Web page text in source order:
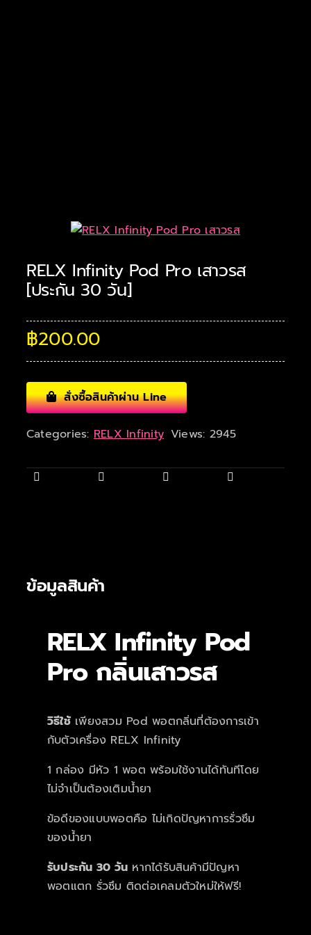
RELX Infinity Pod Pro เสาวรส
[ประกัน 30 วัน]
฿200.00
สั่งซื้อสินค้าผ่าน Line
Categories:RELX Infinity Views: 2945
ข้อมูลสินค้า
RELX Infinity Pod
Pro กลิ่นเสาวรส
วิธีใช้เพียงสวม Pod พอตกลิ่นที่ต้องการเข้า
กับตัวเครื่อง RELX Infinity
1 กล่อง มีหัว 1 พอต พร้อมใช้งานได้ทันทีโดย
ไม่จำเป็นต้องเติมน้ำยา
ข้อดีของแบบพอตคือ ไม่เกิดปัญหาการรั่วซึม
ของน้ำยา
รับประกัน 30 วัน หากได้รับสินค้ามีปัญหา
พอตแตก รั่วซึม ติดต่อเคลมตัวใหม่ให้ฟรี!